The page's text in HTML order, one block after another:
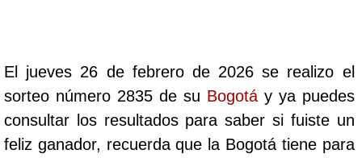
Cafeterito Noche
Caribeña Día
El jueves 26 de febrero de 2026 se realizo el
sorteo número 2835 de su Bogotáy ya puedes
consultar los resultados para saber si fuiste un
feliz ganador, recuerda que la Bogotá tiene para